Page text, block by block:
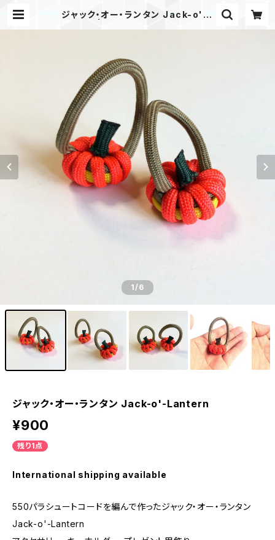
ジャック・オー・ランタン Jack-o'-L
1/6
ジャック・オー・ランタン Jack-o'-Lantern
¥900
残り1点
International shipping available
550パラシュートコードを編んで作ったジャック・オー・ランタン
Jack-o'-Lantern